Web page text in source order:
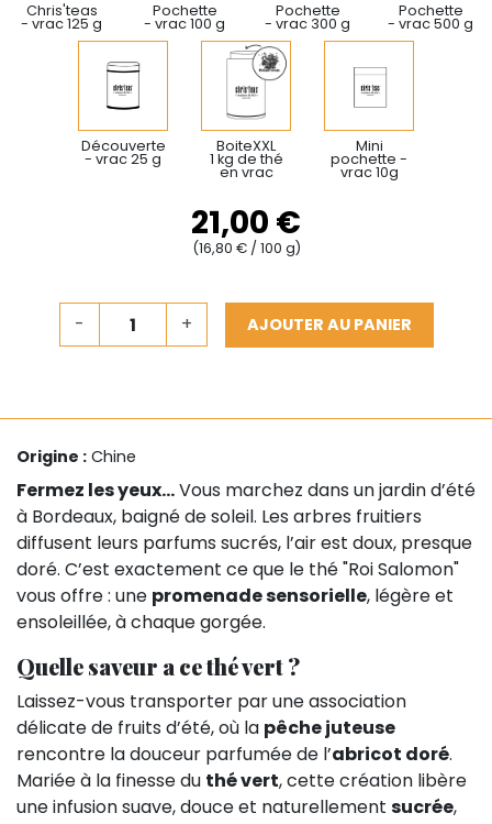
Chris'teas
- vrac 125 g
Pochette
- vrac 100 g
Pochette
- vrac 300 g
Pochette
- vrac 500 g
Découverte
- vrac 25 g
BoiteXXL
1 kg de thé
en vrac
Mini
pochette -
vrac 10g
21,00 €
(16,80 € / 100 g)
- + AJOUTER AU PANIER
Origine : Chine
Fermez les yeux…Vous marchez dans un jardin d’été
à Bordeaux, baigné de soleil. Les arbres fruitiers
diffusent leurs parfums sucrés, l’air est doux, presque
doré. C’est exactement ce que le thé "Roi Salomon"
vous offre : une promenade sensorielle, légère et
ensoleillée, à chaque gorgée.
Quelle saveur a ce thé vert ?
Laissez-vous transporter par une association
délicate de fruits d’été, où la pêche juteuse
rencontre la douceur parfumée de l’abricot doré.
Mariée à la finesse du thé vert, cette création libère
une infusion suave, douce et naturellement sucrée,